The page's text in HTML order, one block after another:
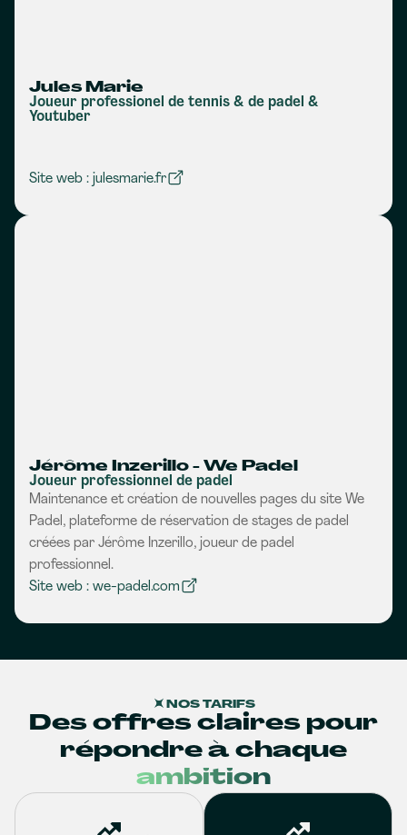
Jules Marie
Joueur professionel de tennis & de padel &
Youtuber
Site web : julesmarie.fr
Jérôme Inzerillo - We Padel
Joueur professionnel de padel
Maintenance et création de nouvelles pages du site We
Padel, plateforme de réservation de stages de padel
créées par Jérôme Inzerillo, joueur de padel
professionnel.
Site web : we-padel.com
NOS TARIFS
Des offres claires pour
répondre à chaque
ambition